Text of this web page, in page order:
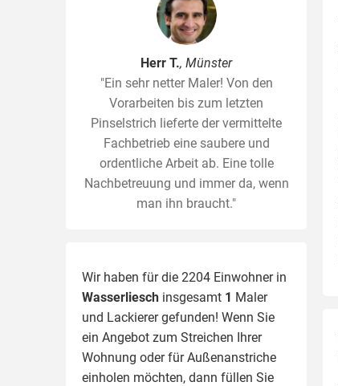
Herr T., Münster
"Ein sehr netter Maler! Von den
Vorarbeiten bis zum letzten
Pinselstrich lieferte der vermittelte
Fachbetrieb eine saubere und
ordentliche Arbeit ab. Eine tolle
Nachbetreuung und immer da, wenn
man ihn braucht."
Wir haben für die 2204 Einwohner in
Wasserliesch insgesamt 1 Maler
und Lackierer gefunden! Wenn Sie
ein Angebot zum Streichen Ihrer
Wohnung oder für Außenanstriche
einholen möchten, dann füllen Sie